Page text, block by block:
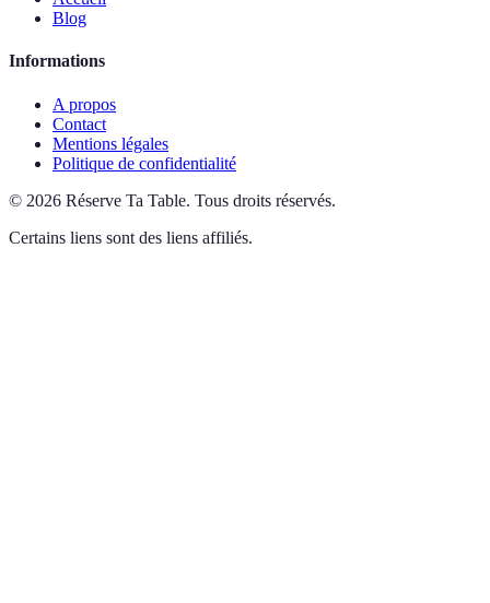
Blog
Informations
A propos
Contact
Mentions légales
Politique de confidentialité
© 2026 Réserve Ta Table. Tous droits réservés.
Certains liens sont des liens affiliés.